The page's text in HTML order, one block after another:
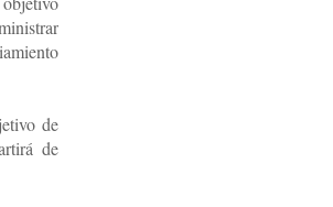
de
de